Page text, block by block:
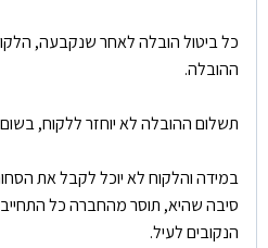
ההובלה.
תשלום ההובלה לא יוחזר ללקוח,
במידה והלקוח לא יוכל לקבל את
סיבה שהיא, תוסר מהחברה כל
הנקובים לעיל.